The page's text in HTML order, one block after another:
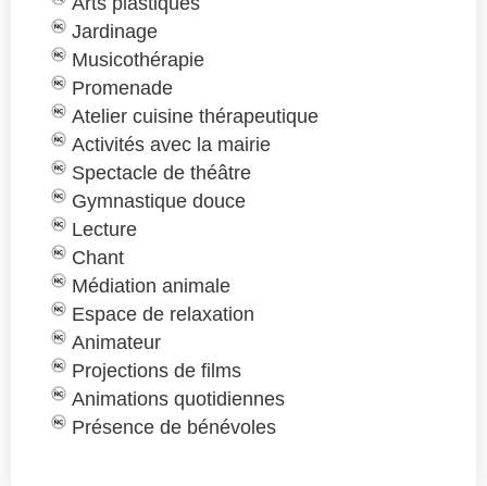
Jardinage
Musicothérapie
Promenade
Atelier cuisine thérapeutique
Activités avec la mairie
Spectacle de théâtre
Gymnastique douce
Lecture
Chant
Médiation animale
Espace de relaxation
Animateur
Projections de films
Animations quotidiennes
Présence de bénévoles